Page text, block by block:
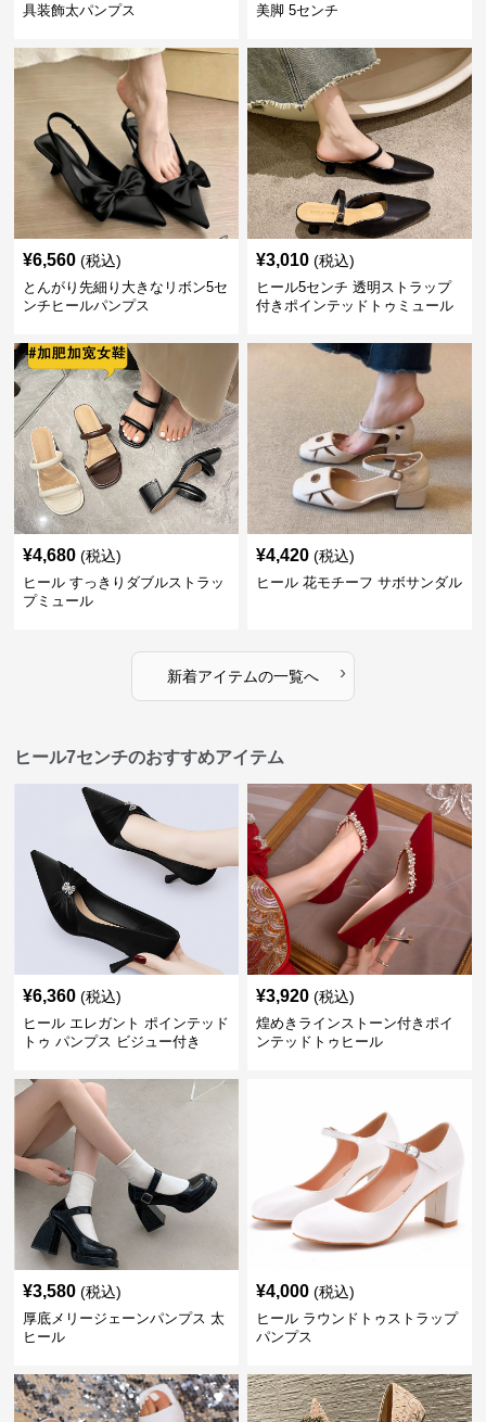
具装飾太パンプス 美脚 5センチ
¥6,560 (税込)
とんがり先細り大きなリボン5セ
ンチヒールパンプス
¥3,010 (税込)
ヒール5センチ 透明ストラップ
付きポインテッドトゥミュール
¥4,680 (税込)
ヒール すっきりダブルストラッ
プミュール
¥4,420 (税込)
ヒール 花モチーフ サボサンダル
新着アイテムの一覧へ ›
ヒール7センチのおすすめアイテム
¥6,360 (税込)
ヒール エレガント ポインテッド
トゥ パンプス ビジュー付き
¥3,920 (税込)
煌めきラインストーン付きポイ
ンテッドトゥヒール
¥3,580 (税込)
厚底メリージェーンパンプス 太
ヒール
¥4,000 (税込)
ヒール ラウンドトゥストラップ
パンプス